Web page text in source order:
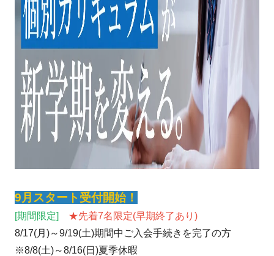
9月スタート受付開始！
[期間限定]
★先着7名限定(早期終了あり)
8/17(月)～9/19(土)期間中ご入会手続きを完了の方
※8/8(土)～8/16(日)夏季休暇